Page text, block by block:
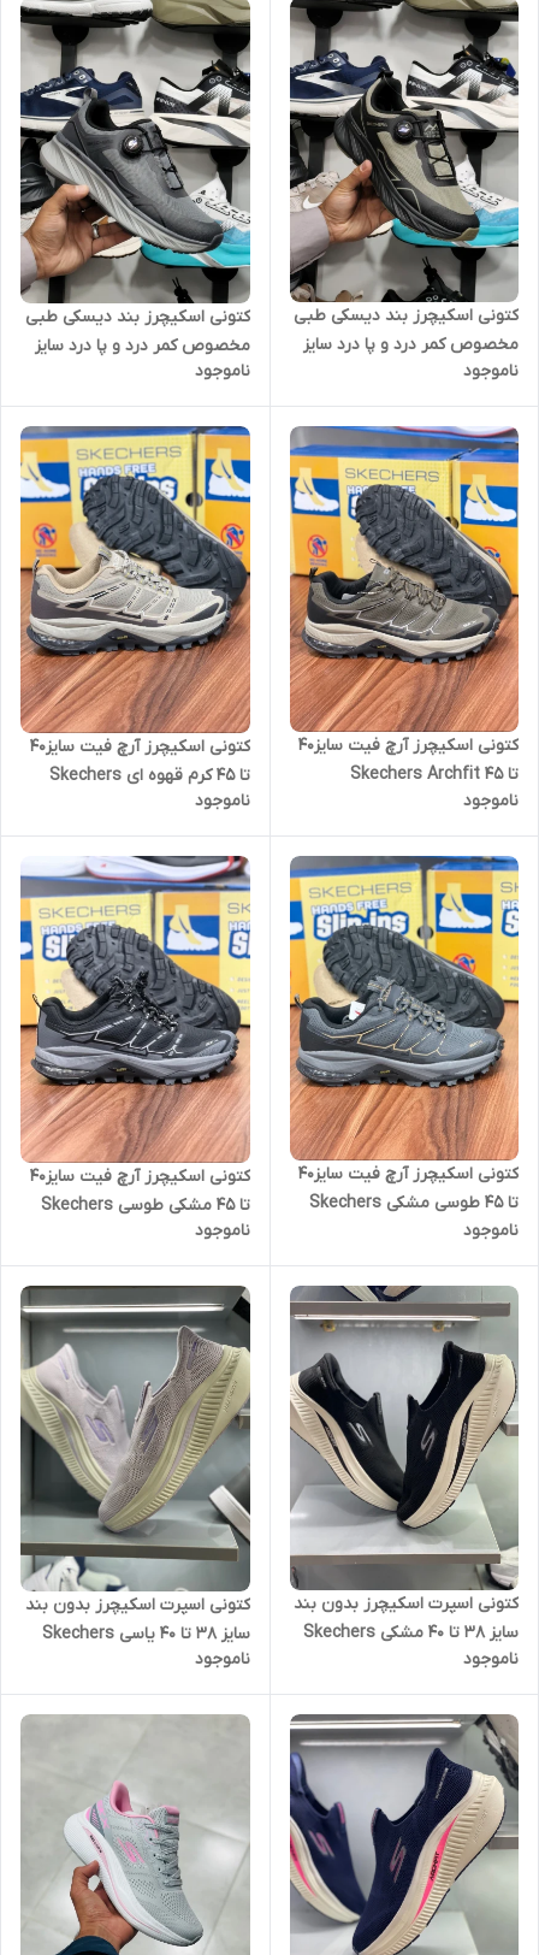
کتونی اسکیچرز بند دیسکی طبی
مخصوص کمر درد و پا درد سایز
Skechers
ناموجود
کتونی اسکیچرز بند دیسکی طبی
مخصوص کمر درد و پا درد سایز
40 الی 45 طوسی Skechers
ناموجود
کتونی اسکیچرز آرچ فیت سایز۴۰
تا ۴۵ Skechers Archfit
ناموجود
کتونی اسکیچرز آرچ فیت سایز۴۰
تا ۴۵ کرم قهوه ای Skechers
Archfit
ناموجود
کتونی اسکیچرز آرچ فیت سایز۴۰
تا ۴۵ طوسی مشکی Skechers
Archfit
ناموجود
کتونی اسکیچرز آرچ فیت سایز۴۰
تا ۴۵ مشکی طوسی Skechers
Archfit
ناموجود
کتونی اسپرت اسکیچرز بدون بند
سایز 38 تا 40 مشکی Skechers
Slip Ins
ناموجود
کتونی اسپرت اسکیچرز بدون بند
سایز 38 تا 40 یاسی Skechers
Slip Ins
ناموجود